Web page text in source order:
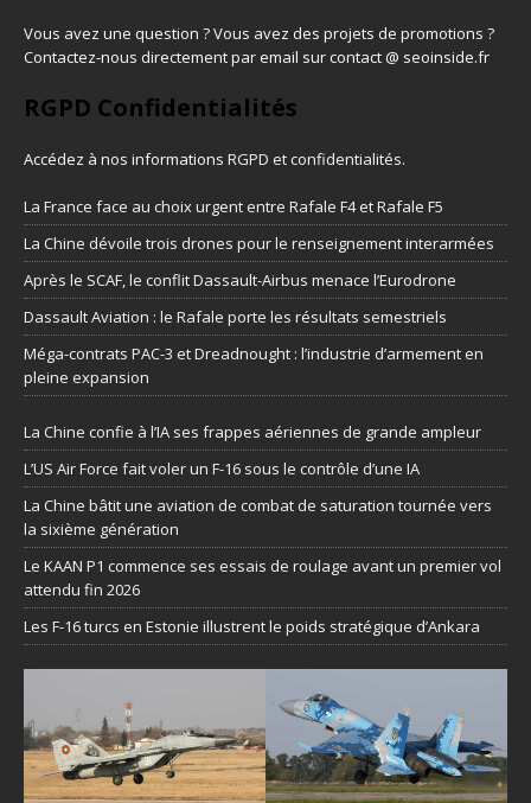
Vous avez une question ? Vous avez des projets de promotions ?
Contactez-nous directement par email sur contact @ seoinside.fr
RGPD Confidentialités
Accédez à nos informations RGPD et confidentialités.
La France face au choix urgent entre Rafale F4 et Rafale F5
La Chine dévoile trois drones pour le renseignement interarmées
Après le SCAF, le conflit Dassault-Airbus menace l’Eurodrone
Dassault Aviation : le Rafale porte les résultats semestriels
Méga-contrats PAC-3 et Dreadnought : l’industrie d’armement en
pleine expansion
La Chine confie à l’IA ses frappes aériennes de grande ampleur
L’US Air Force fait voler un F-16 sous le contrôle d’une IA
La Chine bâtit une aviation de combat de saturation tournée vers
la sixième génération
Le KAAN P1 commence ses essais de roulage avant un premier vol
attendu fin 2026
Les F-16 turcs en Estonie illustrent le poids stratégique d’Ankara